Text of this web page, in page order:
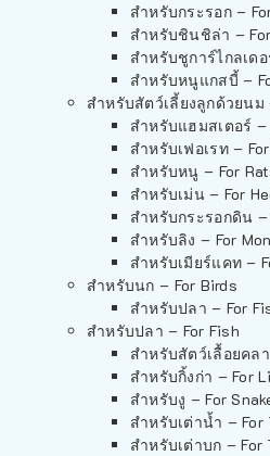
สำหรับกระรอก –
สำหรับชินชิล่า –
สำหรับชูการ์ไกลเด
สำหรับหนูแกสบี้ –
สำหรับสัตว์เลี้ยงลูกด้วยนม
สำหรับแฮมสเตอร์ –
สำหรับเฟอเรท –
สำหรับหนู – For
สำหรับเม่น – For
สำหรับกระรอกดิน –
สำหรับลิง – For
สำหรับเมียร์แคท –
สำหรับนก – For Birds
สำหรับปลา – For
สำหรับปลา – For Fish
สำหรับสัตว์เลื้อยคล
สำหรับกิ้งก่า – For
สำหรับงู – For
สำหรับเต่าน้ำ –
สำหรับเต่าบก –